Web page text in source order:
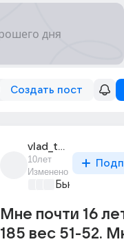
Создать пост
vlad_tumasov
10лет
Изменено
Бьютилэнд
Мне почти 16
185 вес 51-52.